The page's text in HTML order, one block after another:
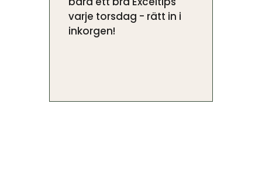
varje torsdag - rätt in i
inkorgen!